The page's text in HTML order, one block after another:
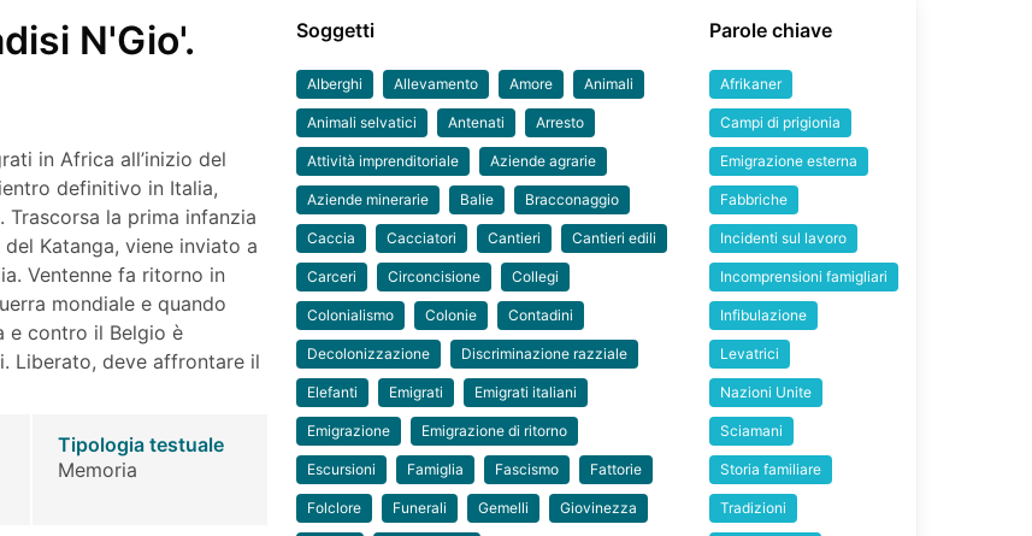
N'Gio'.
in Africa all’inizio del
definitivo in Italia,
la prima infanzia
Katanga, viene inviato a
Ventenne fa ritorno in
mondiale e quando
e contro il Belgio è
Liberato, deve affrontare il
Tipologia testuale
Memoria
Soggetti
Alberghi Allevamento Amore Animali
Animali selvatici Antenati Arresto
Attività imprenditoriale Aziende agrarie
Aziende minerarie Balie Bracconaggio
Caccia Cacciatori Cantieri Cantieri edili
Carceri Circoncisione Collegi
Colonialismo Colonie Contadini
Decolonizzazione Discriminazione razziale
Elefanti Emigrati Emigrati italiani
Emigrazione Emigrazione di ritorno
Escursioni Famiglia Fascismo Fattorie
Folclore Funerali Gemelli Giovinezza
Parole chiave
Afrikaner
Campi di prigionia
Emigrazione esterna
Fabbriche
Incidenti sul lavoro
Incomprensioni famigliari
Infibulazione
Levatrici
Nazioni Unite
Sciamani
Storia familiare
Tradizioni